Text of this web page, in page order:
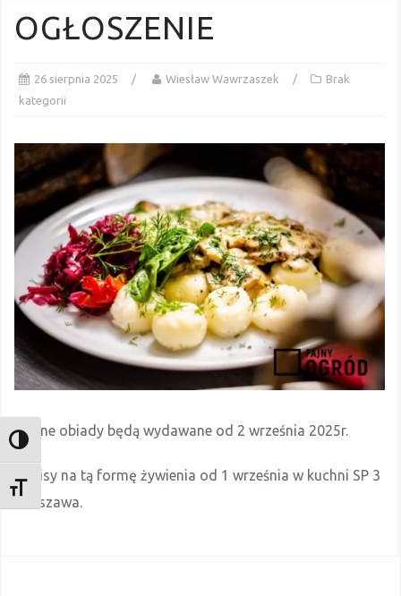
TOGGLE HIGH CONTRAST
TOGGLE FONT SIZE
OGŁOSZENIE
26 sierpnia 2025 Wiesław Wawrzaszek
Brak
kategorii
Płatne obiady będą wydawane od 2 września 2025r.
Zapisy na tą formę żywienia od 1 września w kuchni SP 3
Rakszawa.